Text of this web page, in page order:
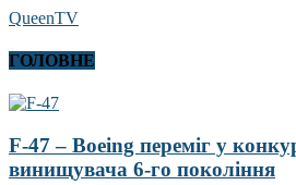
QueenTV
ГОЛОВНЕ
F-47 – Boeing переміг у
винищувача 6-го покоління